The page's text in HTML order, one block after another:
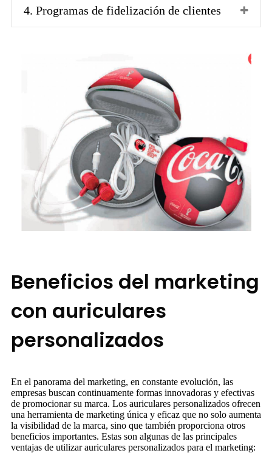
4. Programas de fidelización de clientes
Beneficios del marketing
con auriculares
personalizados
En el panorama del marketing, en constante evolución, las
empresas buscan continuamente formas innovadoras y efectivas
de promocionar su marca. Los auriculares personalizados ofrecen
una herramienta de marketing única y eficaz que no solo aumenta
la visibilidad de la marca, sino que también proporciona otros
beneficios importantes. Estas son algunas de las principales
ventajas de utilizar auriculares personalizados para el marketing: